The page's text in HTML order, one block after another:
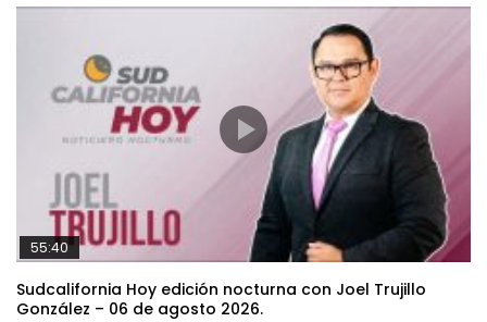
55:40
Sudcalifornia Hoy edición nocturna con Joel Trujillo
González – 06 de agosto 2026.